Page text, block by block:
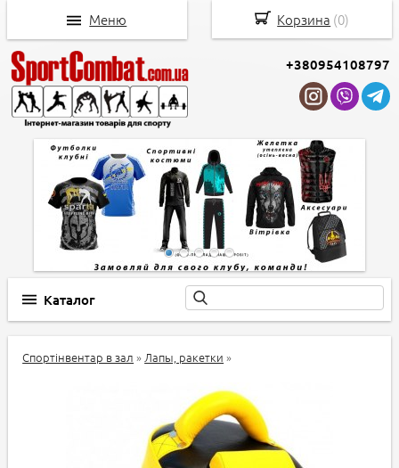
+380954108797
Каталог
Спортінвентар в зал »Лапы, ракетки »
Корзина (0)
Меню